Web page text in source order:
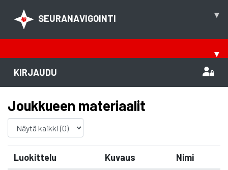
SEURANAVIGOINTI ▾
▾
KIRJAUDU
Joukkueen materiaalit
Luokittelu Kuvaus Nimi